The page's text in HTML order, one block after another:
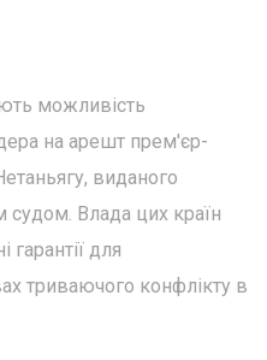
можливість
на арешт прем'єр-
виданого
Влада цих країн
гарантії для
триваючого конфлікту в